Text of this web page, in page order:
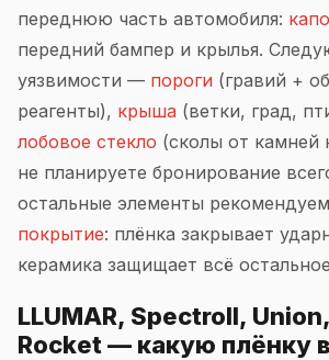
переднюю часть автомобиля:
передний бампер и крылья.
уязвимости — пороги (гравий +
реагенты), крыша (ветки, град,
лобовое стекло (сколы от камней
не планируете бронирование
остальные элементы рекомендуем
покрытие: плёнка закрывает
керамика защищает всё
LLUMAR, Spectroll,
Rocket — какую плёнку